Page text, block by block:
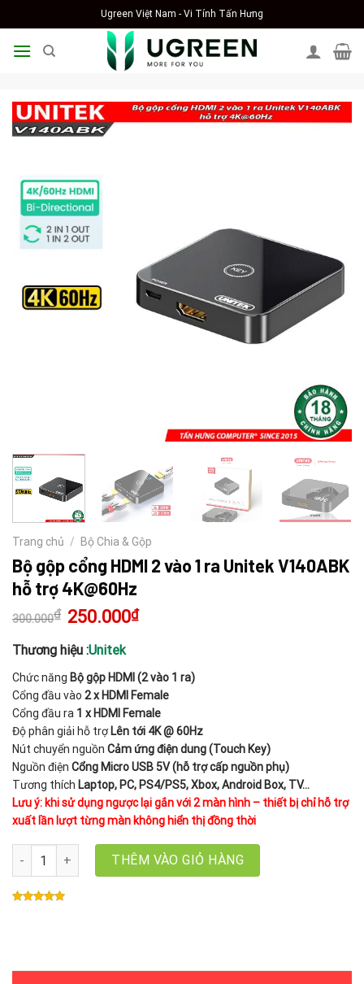
to
content
Ugreen Việt Nam - Vi Tính Tấn Hưng
Trang chủ / Bộ Chia & Gộp
Bộ gộp cổng HDMI 2 vào 1 ra Unitek V140ABK
hỗ trợ 4K@60Hz
300.000₫ Giá
gốc
300.000₫.
250.000₫Giá
hiện
Thương hiệu :Unitek
Chức năng Bộ gộp HDMI (2 vào 1 ra)
Cổng đầu vào 2 x HDMI Female
Cổng đầu ra 1 x HDMI Female
Độ phân giải hỗ trợ Lên tới 4K @ 60Hz
Nút chuyển nguồn Cảm ứng điện dung (Touch Key)
Nguồn điện Cổng Micro USB 5V (hỗ trợ cấp nguồn phụ)
Tương thích Laptop, PC, PS4/PS5, Xbox, Android Box, TV…
Lưu ý: khi sử dụng ngược lại gắn với 2 màn hình – thiết bị chỉ hỗ trợ
xuất lần lượt từng màn không hiển thị đồng thời
Bộ gộp cổng HDMI 2 vào 1 ra Unitek V140ABK hỗ trợ 4K@60Hz số
THÊM VÀO GIỎ HÀNG